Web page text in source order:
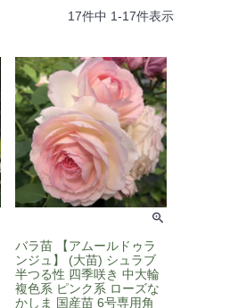
17件中 1-17件表示
バラ苗 【アムールドゥラ
ンジュ】 (大苗) シュラブ
半つる性 四季咲き 中大輪
複色系 ピンク系 ローズな
かしま 国産苗 6号専用角